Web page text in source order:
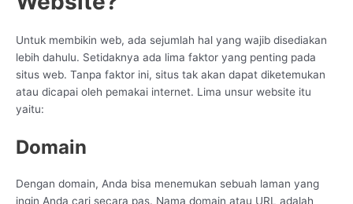
Untuk membikin web, ada sejumlah hal yang wajib disediakan
lebih dahulu. Setidaknya ada lima faktor yang penting pada
situs web. Tanpa faktor ini, situs tak akan dapat diketemukan
atau dicapai oleh pemakai internet. Lima unsur website itu
yaitu:
Domain
Dengan domain, Anda bisa menemukan sebuah laman yang
ingin Anda cari secara pas. Nama domain atau URL adalah